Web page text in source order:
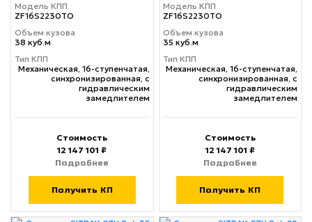
Модель КПП
ZF16S2230TO
Объем кузова
38 куб.м
Тип КПП
Механическая, 16-ступенчатая,
синхронизированная, с
гидравлическим
замедлителем
Стоимость
12 147 101 ₽
Подробнее
Получить КП
Модель КПП
ZF16S2230TO
Объем кузова
35 куб.м
Тип КПП
Механическая, 16-ступенчатая,
синхронизированная, с
гидравлическим
замедлителем
Стоимость
12 147 101 ₽
Подробнее
Получить КП